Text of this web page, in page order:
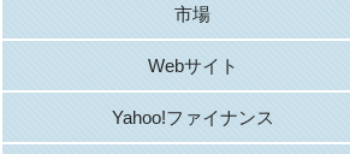
市場
Webサイト
Yahoo!ファイナンス